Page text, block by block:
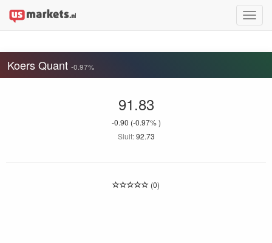
Toggle
Koers Quant -0.97%
91.83
-0.90 (-0.97% )
Sluit:92.73
(0)